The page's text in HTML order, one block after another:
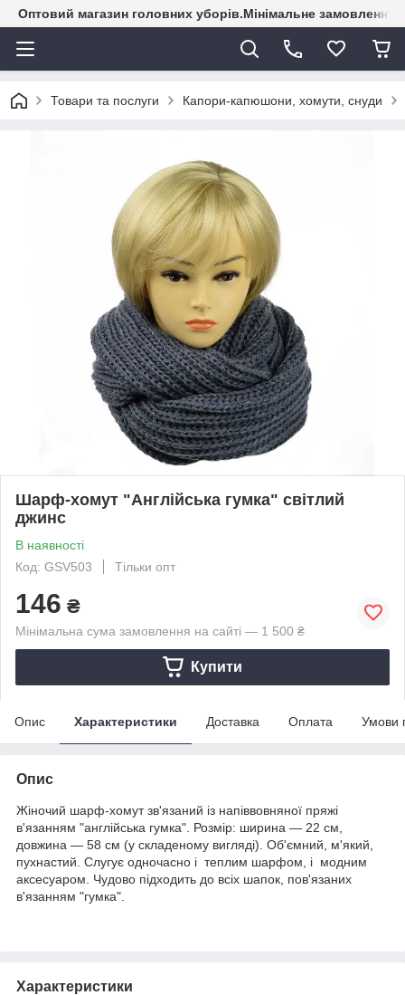
Оптовий магазин головних уборів.Мінімальне замовлення
Товари та послуги Капори-капюшони, хомути, снуди
Шарф-хомут "Англійська гумка" світлий
джинс
В наявності
Код: GSV503
Тільки опт
146 ₴
Мінімальна сума замовлення на сайті — 1 500 ₴
Купити
Опис Характеристики Доставка Оплата Умови
Опис
Жіночий шарф-хомут зв'язаний із напіввовняної пряжі
в'язанням "англійська гумка". Розмір: ширина — 22 см,
довжина — 58 см (у складеному вигляді). Об'ємний, м'який,
пухнастий. Слугує одночасно і теплим шарфом, і модним
аксесуаром. Чудово підходить до всіх шапок, пов'язаних
в'язанням "гумка".
Характеристики